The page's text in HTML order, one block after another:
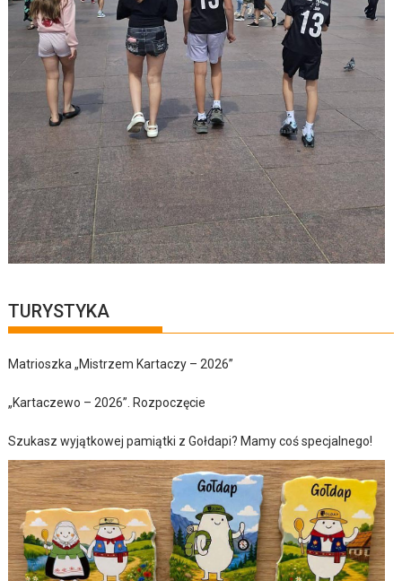
TURYSTYKA
Matrioszka „Mistrzem Kartaczy – 2026”
„Kartaczewo – 2026”. Rozpoczęcie
Szukasz wyjątkowej pamiątki z Gołdapi? Mamy coś specjalnego!